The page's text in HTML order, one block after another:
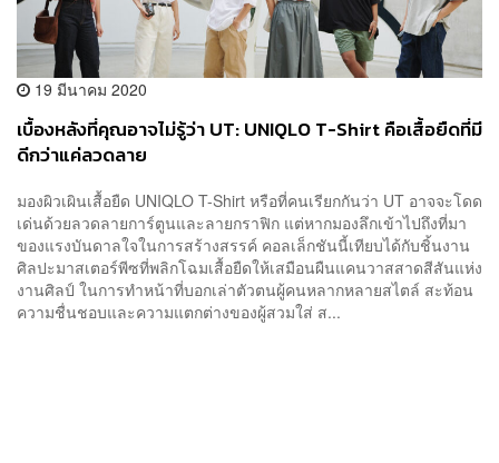
19 มีนาคม 2020
เบื้องหลังที่คุณอาจไม่รู้ว่า UT: UNIQLO T-Shirt คือเสื้อยืดที่มี
ดีกว่าแค่ลวดลาย
มองผิวเผินเสื้อยืด UNIQLO T-Shirt หรือที่คนเรียกกันว่า UT อาจจะโดด
เด่นด้วยลวดลายการ์ตูนและลายกราฟิก แต่หากมองลึกเข้าไปถึงที่มา
ของแรงบันดาลใจในการสร้างสรรค์ คอลเล็กชันนี้เทียบได้กับชิ้นงาน
ศิลปะมาสเตอร์พีซที่พลิกโฉมเสื้อยืดให้เสมือนผืนแคนวาสสาดสีสันแห่ง
งานศิลป์ ในการทำหน้าที่บอกเล่าตัวตนผู้คนหลากหลายสไตล์ สะท้อน
ความชื่นชอบและความแตกต่างของผู้สวมใส่ ส...